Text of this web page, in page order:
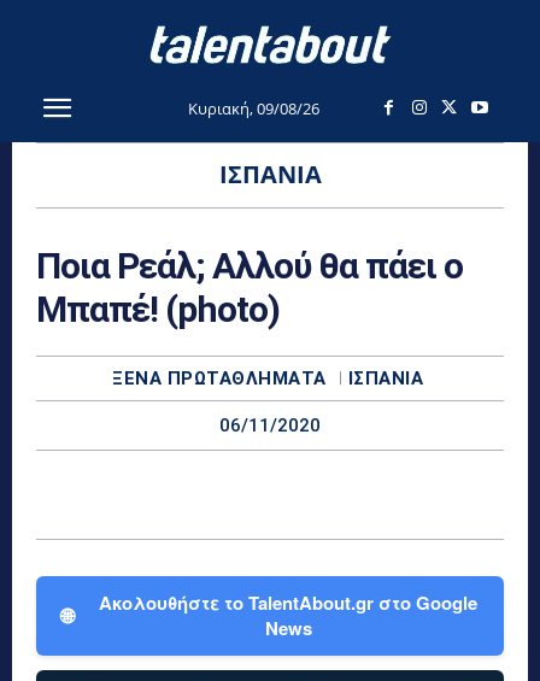
Κυριακή, 09/08/26
ΙΣΠΑΝΊΑ
Ποια Ρεάλ; Αλλού θα πάει ο
Μπαπέ! (photo)
ΞΈΝΑ ΠΡΩΤΑΘΛΉΜΑΤΑ ΙΣΠΑΝΊΑ
06/11/2020
🌐
Ακολουθήστε το TalentAbout.gr στο Google
News